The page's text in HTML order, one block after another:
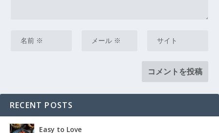
RECENT POSTS
Easy to Love